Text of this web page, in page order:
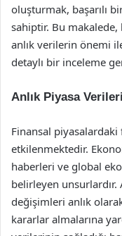
oluşturmak, başarılı
sahiptir. Bu makalede,
anlık verilerin önemi
detaylı bir inceleme
Anlık Piyasa
Finansal
etkilenmektedir.
haberleri ve global
belirleyen unsurlardır.
değişimleri anlık
kararlar almalarına